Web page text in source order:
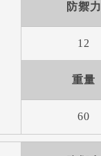
防禦力
12
重量
60